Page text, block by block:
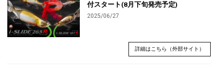
付スタート(8月下旬発売予定)
2025/06/27
詳細はこちら（外部サイト）